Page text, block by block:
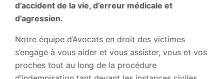
d’accident de la vie, d’erreur médicale et
d’agression.
Notre équipe d’Avocats en droit des victimes
s’engage à vous aider et vous assister, vous et vos
proches tout au long de la procédure